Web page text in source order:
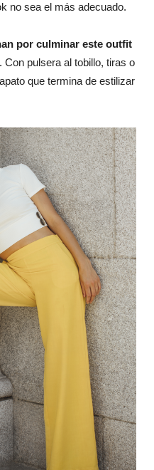
no sea el más adecuado.
por culminar este outfit
. Con pulsera al tobillo, tiras o
que termina de estilizar